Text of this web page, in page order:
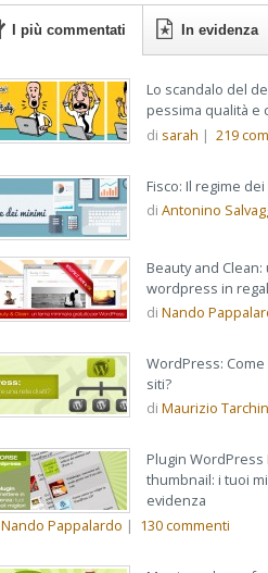
I più commentati In evidenza
Lo scandalo del
pessima qualità e
di sarah | 219
Fisco: Il regime
di Antonino
Beauty and
wordpress in
di Nando
WordPress:
siti?
di Maurizio
Plugin
thumbnail: i tuoi
evidenza
Nando Pappalardo | 130commenti